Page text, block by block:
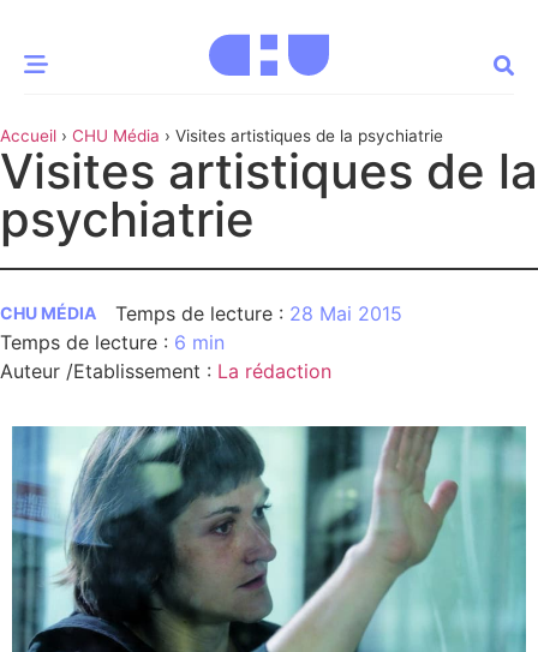
MOMENT
Innovation
nous
des CHU
articles
Accueil › CHU Média › Visites artistiques de la psychiatrie
Visites artistiques de la
psychiatrie
CHU MÉDIA
28 Mai 2015
6 min
Auteur /Etablissement : La rédaction